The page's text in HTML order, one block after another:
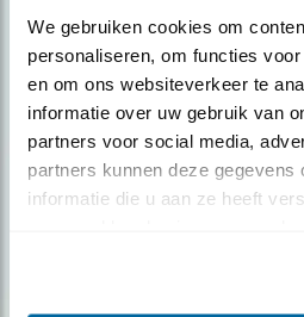
We gebruiken cookies om
personaliseren, om functies
en om ons websiteverkeer te
informatie over uw gebruik van
partners voor social media,
partners kunnen deze gegevens
informatie die u aan ze heeft